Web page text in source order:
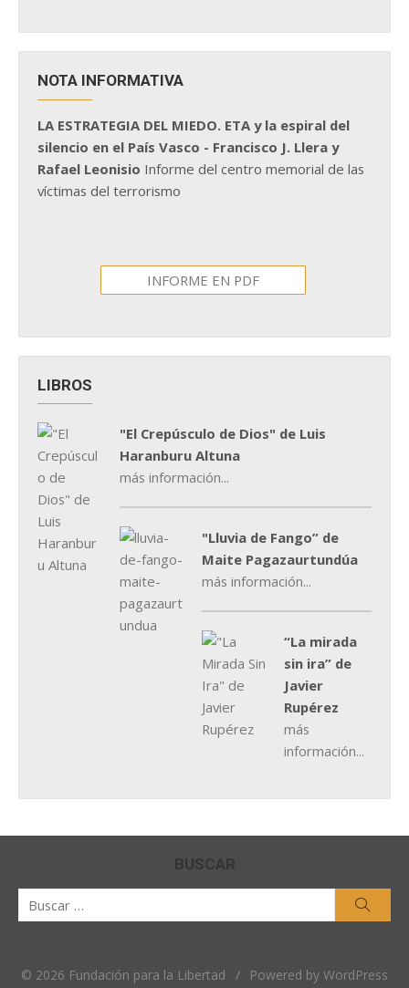
NOTA INFORMATIVA
LA ESTRATEGIA DEL MIEDO. ETA y la espiral del
silencio en el País Vasco - Francisco J. Llera y
Rafael Leonisio Informe del centro memorial de las
víctimas del terrorismo
INFORME EN PDF
LIBROS
"El Crepúsculo de Dios" de Luis
Haranburu Altuna
más información...
"Lluvia de Fango” de
Maite Pagazaurtundúa
más información...
“La mirada
sin ira” de
Javier
Rupérez
más
información...
BUSCAR
© 2026 Fundación para la Libertad /
Powered by WordPress